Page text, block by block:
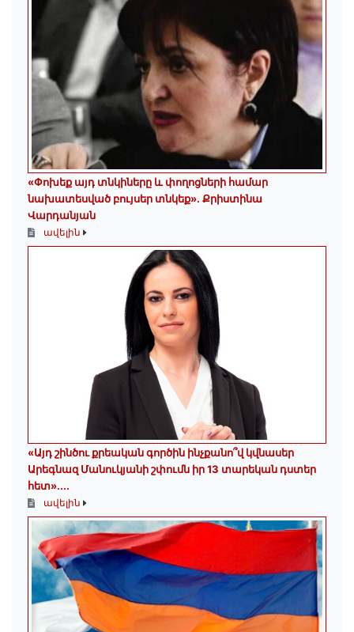
«Փոխեք այդ տնկիները և փողոցների համար
նախատեսված բույսեր տնկեք». Քրիստինա
Վարդանյան
ավելին
«Այդ շինծու քրեական գործին ինչքանո՞վ կվնասեր
Արեգնազ Մանուկյանի շփումն իր 13 տարեկան դստեր
հետ»․...
ավելին